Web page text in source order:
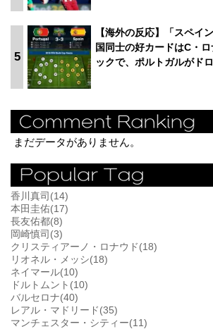
5
【海外の反応】「スペイ
国同士の好カードはC・
ックで、ポルトガルがド
まだデータがありません。
香川真司(14)
本田圭佑(17)
長友佑都(8)
岡崎慎司(3)
クリスティアーノ・ロナウド(18)
リオネル・メッシ(18)
ネイマール(10)
ドルトムント(10)
バルセロナ(40)
レアル・マドリード(35)
マンチェスター・シティー(11)